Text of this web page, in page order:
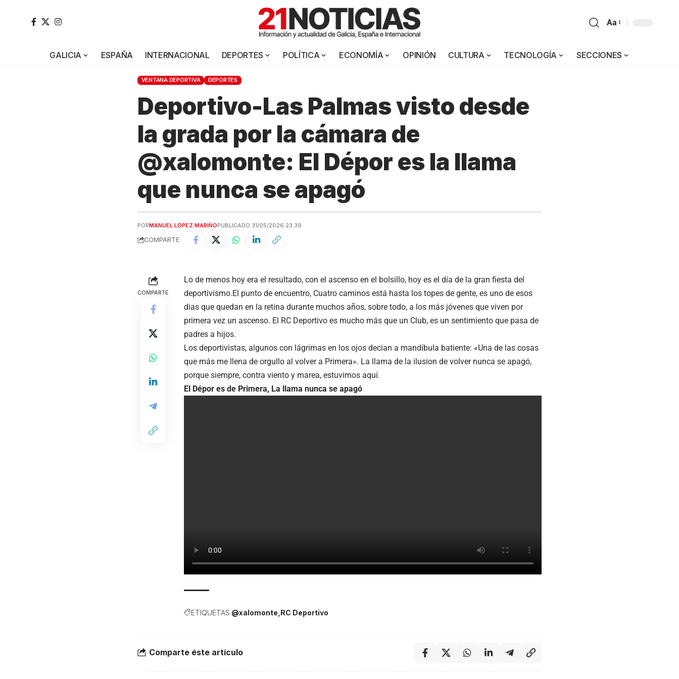
Aa
GALICIA ESPAÑA INTERNACIONAL DEPORTES POLÍTICA ECONOMÍA OPINIÓN CULTURA TECNOLOGÍA SECCIONES
VENTANA DEPORTIVA DEPORTES
Deportivo-Las Palmas visto desde
la grada por la cámara de
@xalomonte: El Dépor es la llama
que nunca se apagó
PORMANUEL LÓPEZ MARIÑOPUBLICADO 31/05/2026 23:39
COMPARTE
COMPARTE
Lo de menos hoy era el resultado, con el ascenso en el bolsillo, hoy es el día de la gran fiesta del
deportivismo.El punto de encuentro, Cuatro caminos está hasta los topes de gente, es uno de esos
dias que quedan en la retina durante muchos años, sobre todo, a los más jóvenes que viven por
primera vez un ascenso. El RC Deportivo es mucho más que un Club, es un sentimiento que pasa de
padres a hijos.
Los deportivistas, algunos con lágrimas en los ojos decian a mandíbula batiente: «Una de las cosas
que más me llena de orgullo al volver a Primera». La llama de la ilusion de volver nunca se apagó,
porque siempre, contra viento y marea, estuvimos aquí.
El Dépor es de Primera, La llama nunca se apagó
ETIQUETAS @xalomonte RC Deportivo
Comparte éste artículo